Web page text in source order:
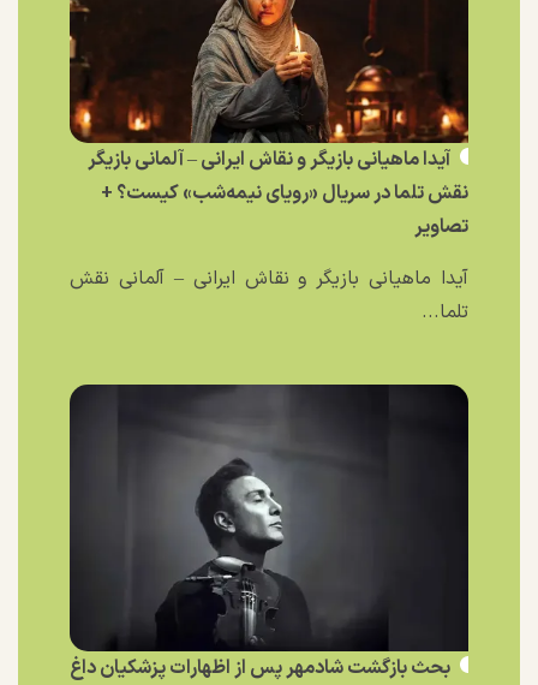
آیدا ماهیانی بازیگر و نقاش ایرانی – آلمانی بازیگر
نقش تلما در سریال «رویای نیمه‌شب» کیست؟ +
تصاویر
آیدا ماهیانی بازیگر و نقاش ایرانی – آلمانی نقش
تلما...
بحث بازگشت شادمهر پس از اظهارات پزشکیان داغ